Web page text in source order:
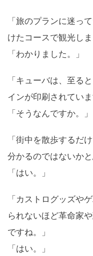
「旅のプランに迷っ
けたコースで観光しま
「わかりました。」
「キューバは、至る
インが印刷されていま
「そうなんですか。」
「街中を散歩するだ
分かるのではないかと
「はい。」
「カストログッズや
られないほど革命家
ですね。」
「はい。」